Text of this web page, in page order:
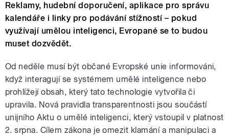
Reklamy, hudební doporučení, aplikace pro správu
kalendáře i linky pro podávání stížností – pokud
využívají umělou inteligenci, Evropané se to budou
muset dozvědět.
Od neděle musí být občané Evropské unie informováni,
když interagují se systémem umělé inteligence nebo
prohlížejí obsah, který tato technologie vytvořila či
upravila. Nová pravidla transparentnosti jsou součástí
unijního Aktu o umělé inteligenci, který vstoupil v platnost
2. srpna. Cílem zákona je omezit klamání a manipulaci a